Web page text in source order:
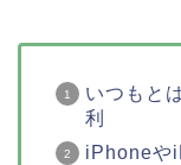
いつもと
利
iPhoneや